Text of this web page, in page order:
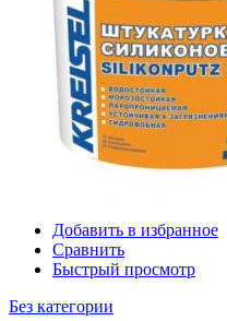
Добавить в избранное
Сравнить
Быстрый просмотр
Без категории